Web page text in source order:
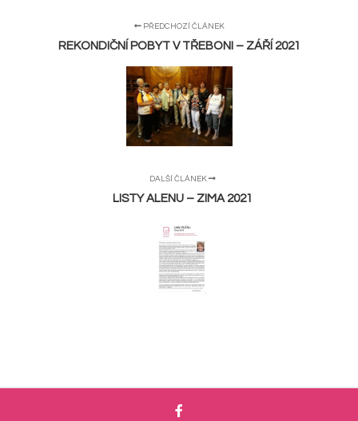
PŘEDCHOZÍ ČLÁNEK
REKONDIČNÍ POBYT V TŘEBONI – ZÁŘÍ 2021
DALŠÍ ČLÁNEK
LISTY ALENU – ZIMA 2021